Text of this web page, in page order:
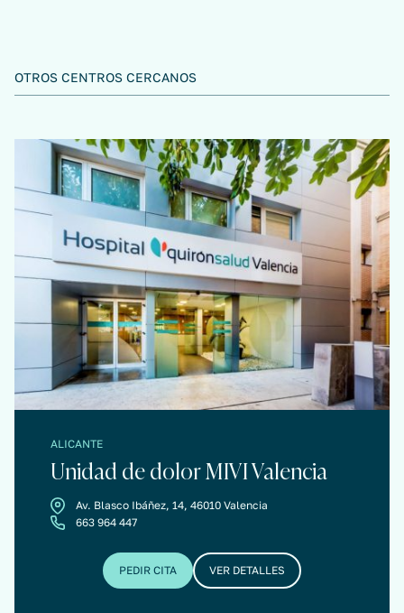
OTROS CENTROS CERCANOS
ALICANTE
Unidad de dolor MIVI Valencia
Av. Blasco Ibáñez, 14, 46010 Valencia
663 964 447
PEDIR CITA VER DETALLES